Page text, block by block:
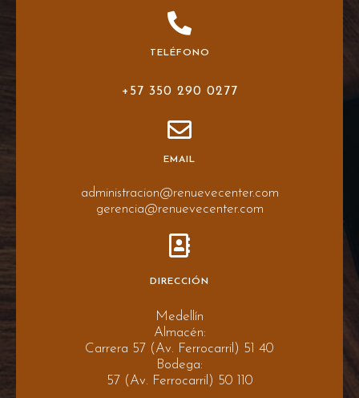
TELÉFONO
+57 350 290 0277
EMAIL
administracion@renuevecenter.com
gerencia@renuevecenter.com
DIRECCIÓN
Medellín
Almacén:
Carrera 57 (Av. Ferrocarril) 51 40
Bodega:
57 (Av. Ferrocarril) 50 110